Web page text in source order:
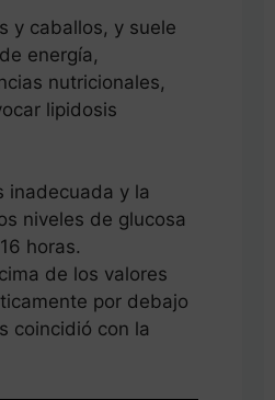
y caballos, y suele
energía,
nutricionales,
lipidosis
inadecuada y la
niveles de glucosa
horas.
de los valores
por debajo
coincidió con la